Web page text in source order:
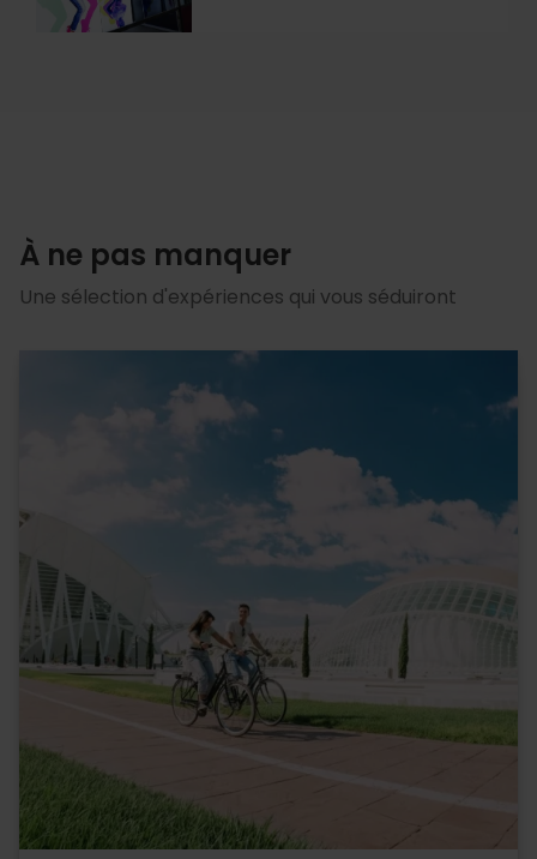
arte
À ne pas manquer
Une sélection d'expériences qui vous séduiront